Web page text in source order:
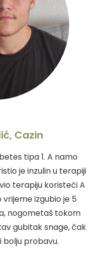
Cazin
tipa 1. A namo
je inzulin u terapiji
terapiju koristeći A
izgubio je 5
nogometaš tokom
gubitak snage, čak
bolju probavu.